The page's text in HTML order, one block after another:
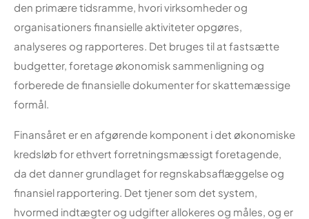
den primære tidsramme, hvori virksomheder og
organisationers finansielle aktiviteter opgøres,
analyseres og rapporteres. Det bruges til at fastsætte
budgetter, foretage økonomisk sammenligning og
forberede de finansielle dokumenter for skattemæssige
formål.
Finansåret er en afgørende komponent i det økonomiske
kredsløb for ethvert forretningsmæssigt foretagende,
da det danner grundlaget for regnskabsaflæggelse og
finansiel rapportering. Det tjener som det system,
hvormed indtægter og udgifter allokeres og måles, og er